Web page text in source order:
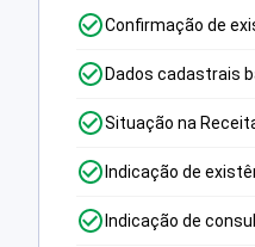
Confirmação de
Dados cadastrais
Situação na
Indicação de
Indicação de